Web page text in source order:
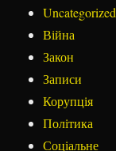
Uncategorized
Війна
Закон
Записи
Корупція
Політика
Соціальне